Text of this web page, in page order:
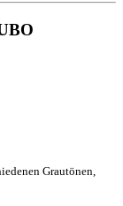
Grautönen,